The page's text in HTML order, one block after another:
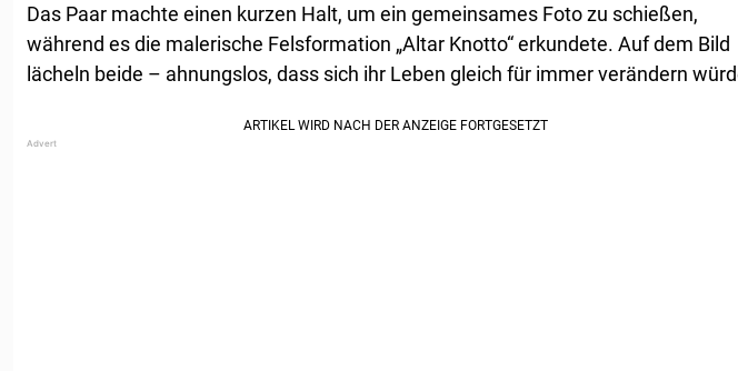
Das Paar machte einen kurzen Halt, um ein gemeinsames Foto zu schießen,
während es die malerische Felsformation „Altar Knotto“ erkundete. Auf dem Bild
lächeln beide – ahnungslos, dass sich ihr Leben gleich für immer verändern